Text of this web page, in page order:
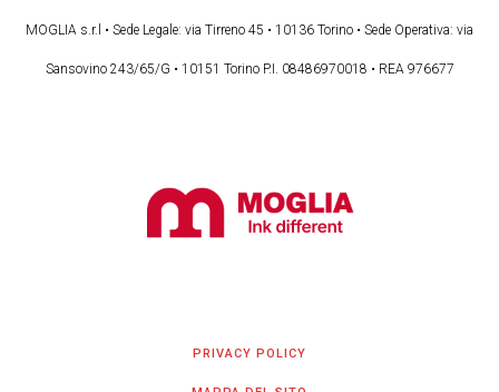
MOGLIA s.r.l • Sede Legale: via Tirreno 45 • 10136 Torino • Sede Operativa: via
Sansovino 243/65/G • 10151 Torino P.I. 08486970018 • REA 976677
PRIVACY POLICY